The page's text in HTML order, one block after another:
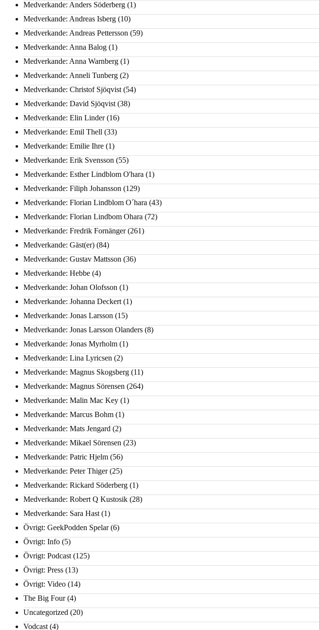
Medverkande: Anders Söderberg (1)
Medverkande: Andreas Isberg (10)
Medverkande: Andreas Pettersson (59)
Medverkande: Anna Balog (1)
Medverkande: Anna Warnberg (1)
Medverkande: Anneli Tunberg (2)
Medverkande: Christof Sjöqvist (54)
Medverkande: David Sjöqvist (38)
Medverkande: Elin Linder(16)
Medverkande: Emil Thell (33)
Medverkande: Emilie Ihre (1)
Medverkande: Erik Svensson (55)
Medverkande: Esther Lindblom O'hara (1)
Medverkande: Filiph Johansson (129)
Medverkande: Florian Lindblom O´hara (43)
Medverkande: Florian Lindbom Ohara (72)
Medverkande: Fredrik Fornänger(261)
Medverkande: Gäst(er) (84)
Medverkande: Gustav Mattsson (36)
Medverkande: Hebbe (4)
Medverkande: Johan Olofsson (1)
Medverkande: Johanna Deckert (1)
Medverkande: Jonas Larsson (15)
Medverkande: Jonas Larsson Olanders (8)
Medverkande: Jonas Myrholm (1)
Medverkande: Lina Lyricsen (2)
Medverkande: Magnus Skogsberg (11)
Medverkande: Magnus Sörensen (264)
Medverkande: Malin Mac Key (1)
Medverkande: Marcus Bohm (1)
Medverkande: Mats Jengard (2)
Medverkande: Mikael Sörensen (23)
Medverkande: Patric Hjelm (56)
Medverkande: Peter Thiger(25)
Medverkande: Rickard Söderberg (1)
Medverkande: Robert Q Kustosik (28)
Medverkande: Sara Hast (1)
Övrigt: GeekPodden Spelar(6)
Övrigt: Info (5)
Övrigt: Podcast (125)
Övrigt: Press (13)
Övrigt: Video (14)
The Big Four(4)
Uncategorized (20)
Vodcast (4)